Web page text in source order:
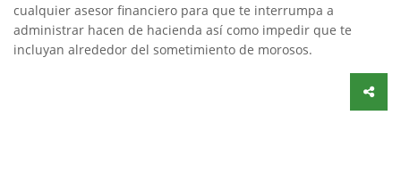
cualquier asesor financiero para que te interrumpa a
administrar hacen de hacienda así­ como impedir que te
incluyan alrededor del sometimiento de morosos.